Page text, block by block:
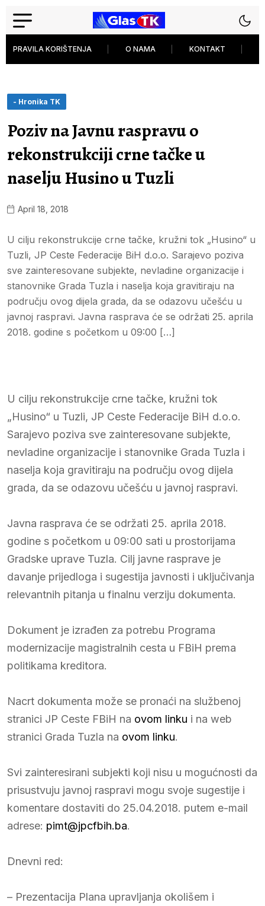
PRAVILA KORIŠTENJA O NAMA KONTAKT
- Hronika TK
Poziv na Javnu raspravu o
rekonstrukciji crne tačke u
naselju Husino u Tuzli
April 18, 2018
U cilju rekonstrukcije crne tačke, kružni tok „Husino“ u
Tuzli, JP Ceste Federacije BiH d.o.o. Sarajevo poziva
sve zainteresovane subjekte, nevladine organizacije i
stanovnike Grada Tuzla i naselja koja gravitiraju na
području ovog dijela grada, da se odazovu učešću u
javnoj raspravi. Javna rasprava će se održati 25. aprila
2018. godine s početkom u 09:00 […]
U cilju rekonstrukcije crne tačke, kružni tok
„Husino“ u Tuzli, JP Ceste Federacije BiH d.o.o.
Sarajevo poziva sve zainteresovane subjekte,
nevladine organizacije i stanovnike Grada Tuzla i
naselja koja gravitiraju na području ovog dijela
grada, da se odazovu učešću u javnoj raspravi.
Javna rasprava će se održati 25. aprila 2018.
godine s početkom u 09:00 sati u prostorijama
Gradske uprave Tuzla. Cilj javne rasprave je
davanje prijedloga i sugestija javnosti i uključivanja
relevantnih pitanja u finalnu verziju dokumenta.
Dokument je izrađen za potrebu Programa
modernizacije magistralnih cesta u FBiH prema
politikama kreditora.
Nacrt dokumenta može se pronaći na službenoj
stranici JP Ceste FBiH na ovom linku i na web
stranici Grada Tuzla na ovom linku.
Svi zainteresirani subjekti koji nisu u mogućnosti da
prisustvuju javnoj raspravi mogu svoje sugestije i
komentare dostaviti do 25.04.2018. putem e-mail
adrese: pimt@jpcfbih.ba.
Dnevni red:
– Prezentacija Plana upravljanja okolišem i